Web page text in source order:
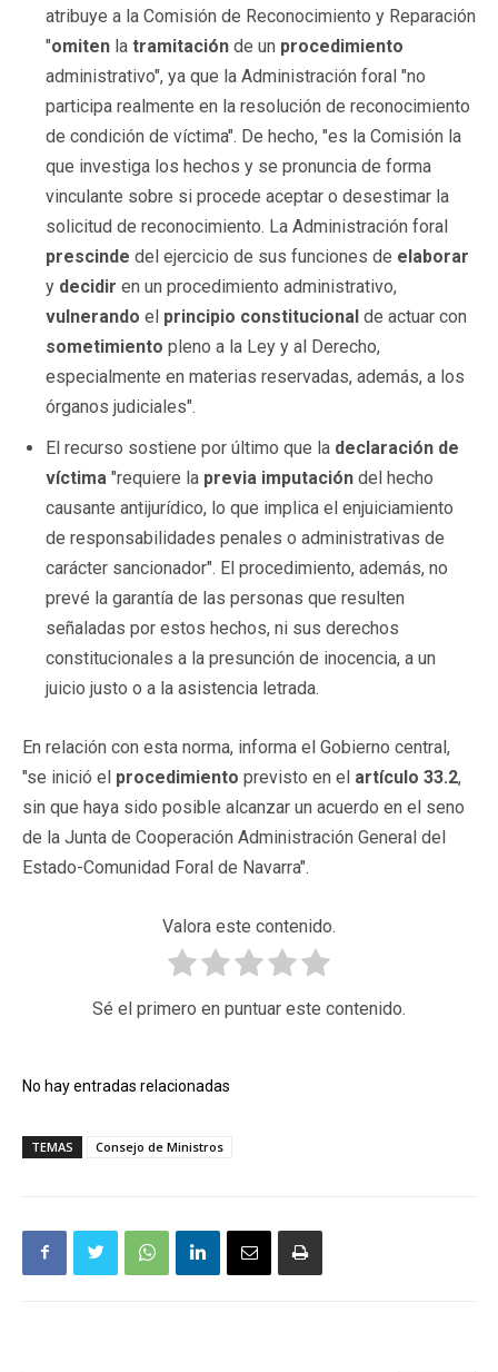
atribuye a la Comisión de Reconocimiento y Reparación
"omiten la tramitación de un procedimiento
administrativo", ya que la Administración foral "no
participa realmente en la resolución de reconocimiento
de condición de víctima". De hecho, "es la Comisión la
que investiga los hechos y se pronuncia de forma
vinculante sobre si procede aceptar o desestimar la
solicitud de reconocimiento. La Administración foral
prescinde del ejercicio de sus funciones de elaborar
y decidir en un procedimiento administrativo,
vulnerando el principio constitucional de actuar con
sometimiento pleno a la Ley y al Derecho,
especialmente en materias reservadas, además, a los
órganos judiciales".
El recurso sostiene por último que la declaración de
víctima "requiere la previa imputación del hecho
causante antijurídico, lo que implica el enjuiciamiento
de responsabilidades penales o administrativas de
carácter sancionador". El procedimiento, además, no
prevé la garantía de las personas que resulten
señaladas por estos hechos, ni sus derechos
constitucionales a la presunción de inocencia, a un
juicio justo o a la asistencia letrada.
En relación con esta norma, informa el Gobierno central,
"se inició el procedimiento previsto en el artículo 33.2,
sin que haya sido posible alcanzar un acuerdo en el seno
de la Junta de Cooperación Administración General del
Estado-Comunidad Foral de Navarra".
Valora este contenido.
Sé el primero en puntuar este contenido.
No hay entradas relacionadas
TEMAS Consejo de Ministros